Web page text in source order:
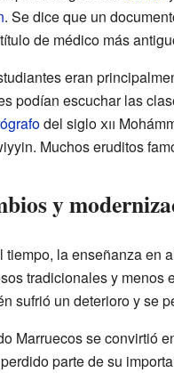
. Se dice que un
de médico más
eran
podían escuchar las
del sigloxii
Muchos eruditos
y
tiempo, la enseñanza en
tradicionales y menos
sufrió un deterioro y se
Marruecos se convirtió
parte de su